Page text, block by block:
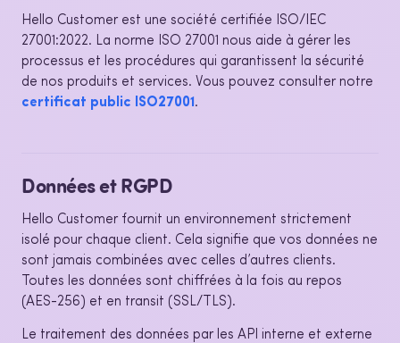
Hello Customer est une société certifiée ISO/IEC
27001:2022. La norme ISO 27001 nous aide à gérer les
processus et les procédures qui garantissent la sécurité
de nos produits et services. Vous pouvez consulter notre
certificat public ISO27001 .
Données et RGPD
Hello Customer fournit un environnement strictement
isolé pour chaque client. Cela signifie que vos données ne
sont jamais combinées avec celles d’autres clients.
Toutes les données sont chiffrées à la fois au repos
(AES-256) et en transit (SSL/TLS).
Le traitement des données par les API interne et externe